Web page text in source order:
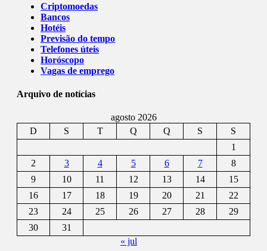
Criptomoedas
Bancos
Hotéis
Previsão do tempo
Telefones úteis
Horóscopo
Vagas de emprego
Arquivo de notícias
agosto 2026
D
S T Q Q S
S
1
2
3 4 5 6 7
8
9
10 11 12 13 14
15
16
17 18 19 20 21
22
23
24 25 26 27 28
29
30
31
« jul